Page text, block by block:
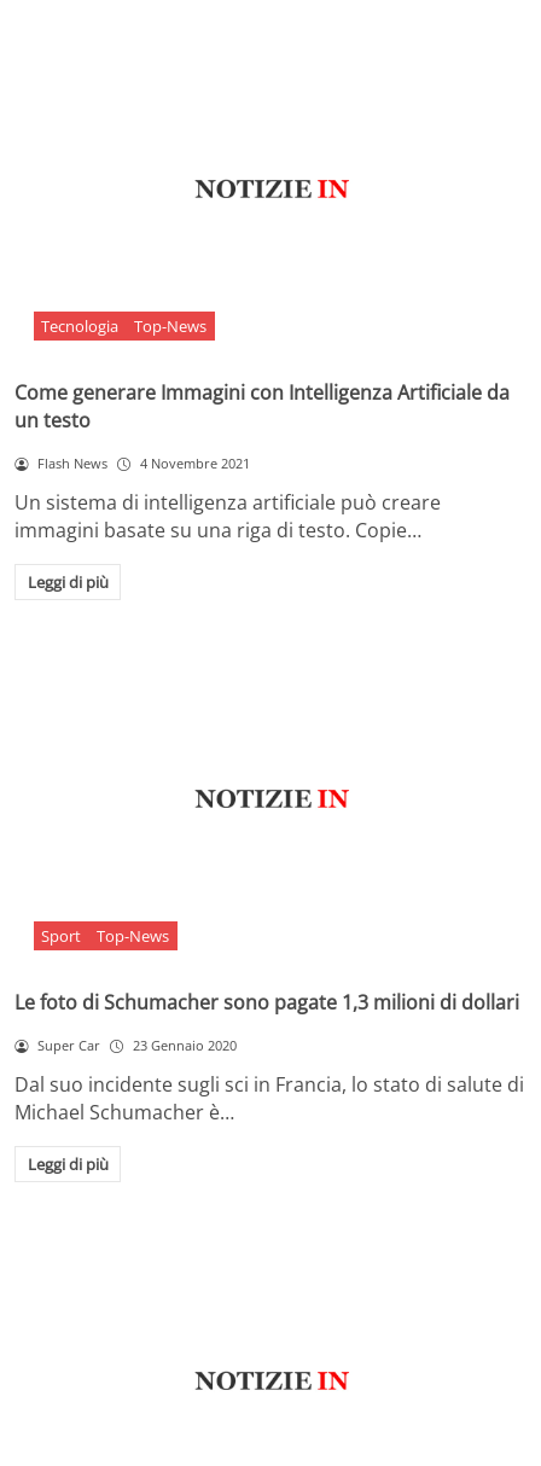
Tecnologia Top-News
Come generare Immagini con Intelligenza Artificiale da
un testo
Flash News 4 Novembre 2021
Un sistema di intelligenza artificiale può creare
immagini basate su una riga di testo. Copie…
Leggi di più
Sport Top-News
Le foto di Schumacher sono pagate 1,3 milioni di dollari
Super Car 23 Gennaio 2020
Dal suo incidente sugli sci in Francia, lo stato di salute di
Michael Schumacher è…
Leggi di più